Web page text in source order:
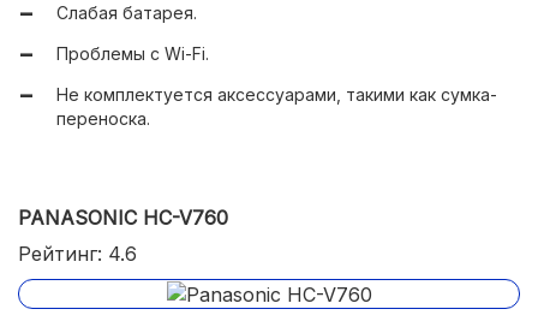
Компактные размеры и малый вес для удобства
переноски.
Высокое качество звука и минимальное требование к
освещенности для съемки.
Слабая батарея.
Проблемы с Wi-Fi.
Не комплектуется аксессуарами, такими как сумка-
переноска.
PANASONIC HC-V760
Рейтинг: 4.6